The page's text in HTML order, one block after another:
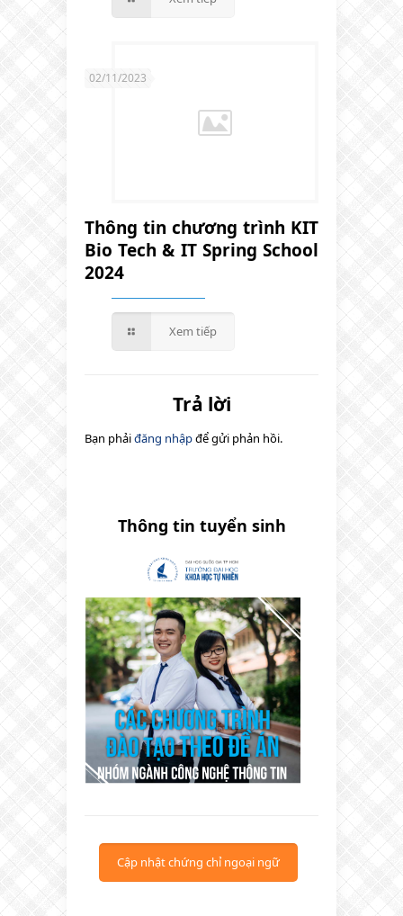
02/11/2023
Thông tin chương trình KIT
Bio Tech & IT Spring School
2024
Xem tiếp
Trả lời
Bạn phảiđăng nhậpđể gửi phản hồi.
Thông tin tuyển sinh
Cập nhật chứng chỉ ngoại ngữ